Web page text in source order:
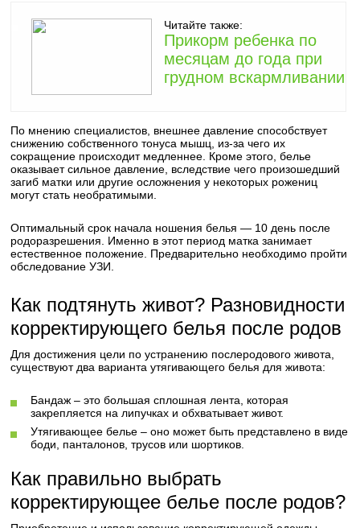
Читайте также:
Прикорм ребенка по
месяцам до года при
грудном вскармливании
По мнению специалистов, внешнее давление способствует
снижению собственного тонуса мышц, из-за чего их
сокращение происходит медленнее. Кроме этого, белье
оказывает сильное давление, вследствие чего произошедший
загиб матки или другие осложнения у некоторых рожениц
могут стать необратимыми.
Оптимальный срок начала ношения белья — 10 день после
родоразрешения. Именно в этот период матка занимает
естественное положение. Предварительно необходимо пройти
обследование УЗИ.
Как подтянуть живот? Разновидности
корректирующего белья после родов
Для достижения цели по устранению послеродового живота,
существуют два варианта утягивающего белья для живота:
Бандаж – это большая сплошная лента, которая
закрепляется на липучках и обхватывает живот.
Утягивающее белье – оно может быть представлено в виде
боди, панталонов, трусов или шортиков.
Как правильно выбрать
корректирующее белье после родов?